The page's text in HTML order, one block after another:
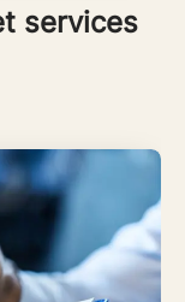
services